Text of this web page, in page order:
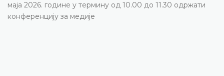
маја 2026. године у термину од 10.00 до 11.30 одржати
конференцију за медије